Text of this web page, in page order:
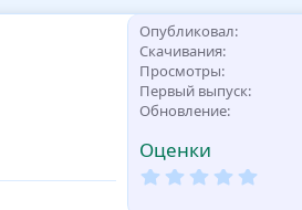
Опубликовал
Скачивания
Просмотры
Первый выпуск
Обновление
Оценки